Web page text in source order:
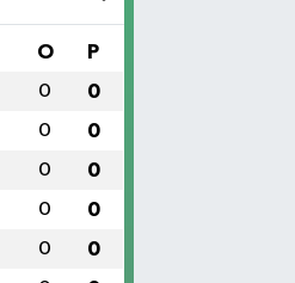
O P
0 0
0 0
0 0
0 0
0 0